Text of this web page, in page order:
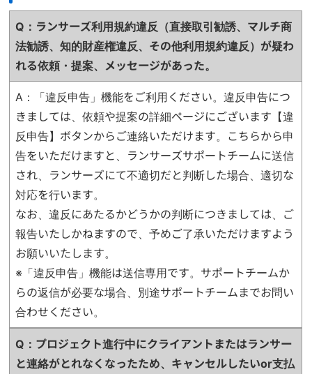
Q：ランサーズ利用規約違反（直接取引勧誘、マルチ商
法勧誘、知的財産権違反、 その他利用規約違反）が疑わ
れる依頼・提案、メッセージがあった。
A：「違反申告」機能をご利用ください。違反申告につ
きましては、依頼や提案の詳細ページにございます【違
反申告】ボタンからご連絡いただけます。こちらから申
告をいただけますと、ランサーズサポートチームに送信
され、ランサーズにて不適切だと判断した場合、適切な
対応を行います。
なお、違反にあたるかどうかの判断につきましては、ご
報告いたしかねますので、予めご了承いただけますよう
お願いいたします。
※「違反申告」機能は送信専用です。サポートチームか
らの返信が必要な場合、別途サポートチームまでお問い
合わせください。
Q：プロジェクト進行中にクライアントまたはランサー
と連絡がとれなくなったため、 キャンセルしたいor支払